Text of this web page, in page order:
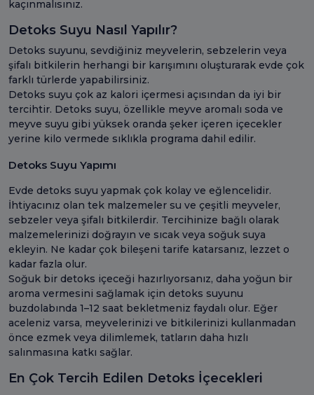
kaçınmalısınız.
Detoks Suyu Nasıl Yapılır?
Detoks suyunu, sevdiğiniz meyvelerin, sebzelerin veya
şifalı bitkilerin herhangi bir karışımını oluşturarak evde çok
farklı türlerde yapabilirsiniz.
Detoks suyu çok az kalori içermesi açısından da iyi bir
tercihtir. Detoks suyu, özellikle meyve aromalı soda ve
meyve suyu gibi yüksek oranda şeker içeren içecekler
yerine kilo vermede sıklıkla programa dahil edilir.
Detoks Suyu Yapımı
Evde detoks suyu yapmak çok kolay ve eğlencelidir.
İhtiyacınız olan tek malzemeler su ve çeşitli meyveler,
sebzeler veya şifalı bitkilerdir. Tercihinize bağlı olarak
malzemelerinizi doğrayın ve sıcak veya soğuk suya
ekleyin. Ne kadar çok bileşeni tarife katarsanız, lezzet o
kadar fazla olur.
Soğuk bir detoks içeceği hazırlıyorsanız, daha yoğun bir
aroma vermesini sağlamak için detoks suyunu
buzdolabında 1–12 saat bekletmeniz faydalı olur. Eğer
aceleniz varsa, meyvelerinizi ve bitkilerinizi kullanmadan
önce ezmek veya dilimlemek, tatların daha hızlı
salınmasına katkı sağlar.
En Çok Tercih Edilen Detoks İçecekleri